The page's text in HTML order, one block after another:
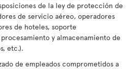
de la ley de protección de
de servicio aéreo, operadores
de hoteles, soporte
y almacenamiento de
etc.).
de empleados comprometidos a